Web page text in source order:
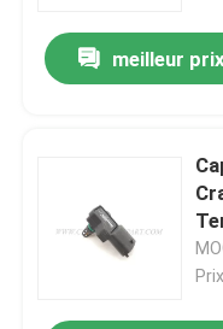
Visite d'usine
meilleur prix